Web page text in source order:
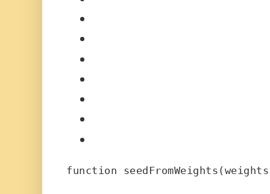
function seedFromWeights ( weights